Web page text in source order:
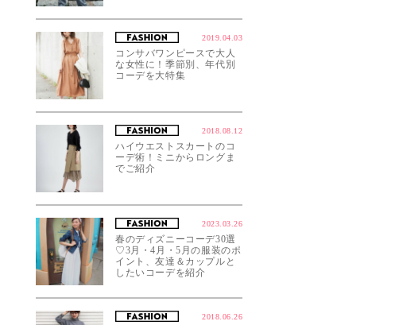
2019.04.03
コンサバワンピースで大人
な女性に！季節別、年代別
コーデを大特集
2018.08.12
ハイウエストスカートのコ
ーデ術！ミニからロングま
でご紹介
2023.03.26
春のディズニーコーデ30選
♡3月・4月・5月の服装のポ
イント、友達＆カップルと
したいコーデを紹介
2018.06.26